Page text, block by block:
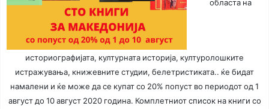
областа на
историографијата, културната историја, културолошките
истражувања, книжевните студии, белетристиката.. ќе бидат
намалени и ќе може да се купат со 20% попуст во периодот од 1
август до 10 август 2020 година. Комплетниот список на книги со